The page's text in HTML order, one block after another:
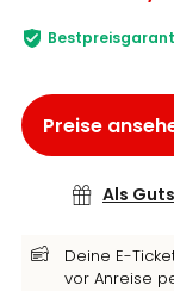
Preise
Als
Deine E-
vor Anreise